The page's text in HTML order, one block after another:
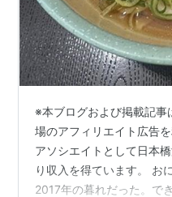
※本ブログおよび掲載記
場のアフィリエイト広告
アソシエイトとして日本
り収入を得ています。 お
2017年の暮れだった。で